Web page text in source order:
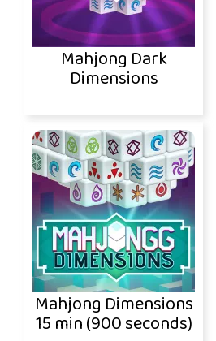
Mahjong Dark
Dimensions
Mahjong Dimensions
15 min (900 seconds)